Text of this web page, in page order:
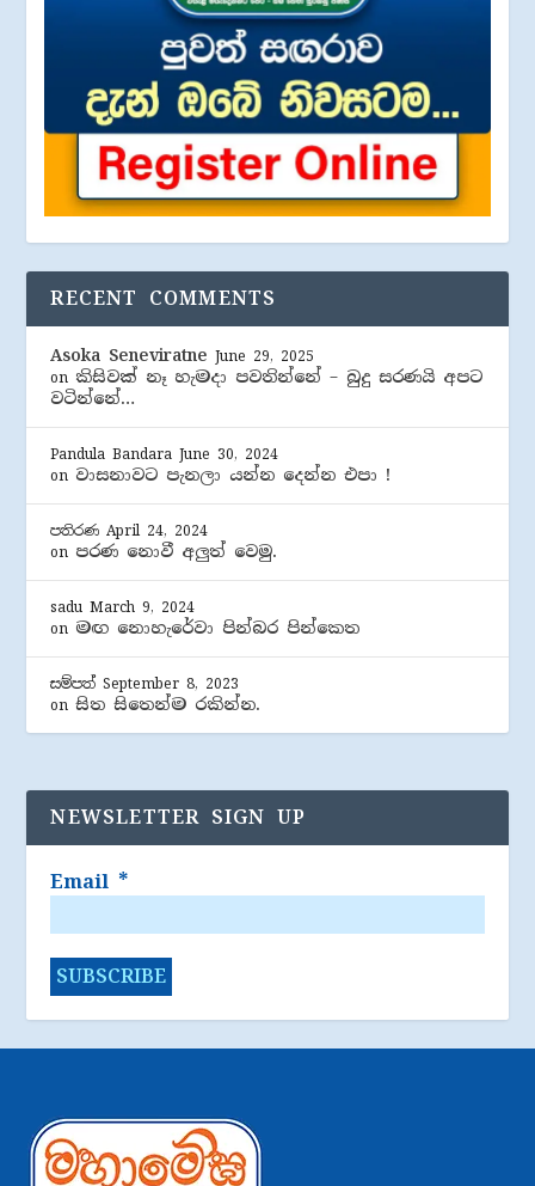
RECENT COMMENTS
Asoka Seneviratne June 29, 2025
on කිසිවක් නෑ හැමදා පවතින්නේ – බුදු සරණයි අපට
වටින්නේ…
Pandula Bandara June 30, 2024
on වාසනාවට පැනලා යන්න දෙන්න එපා !
පතිරණ April 24, 2024
on පරණ නොවී අලුත් වෙමු.
sadu March 9, 2024
on මඟ නොහැරේවා පින්බර පින්කෙත
සම්පත් September 8, 2023
onසිත සිතෙන්ම රකින්න.
NEWSLETTER SIGN UP
Email *